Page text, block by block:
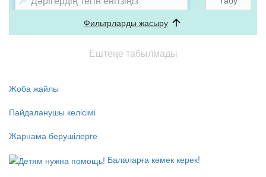
Фильтрларды жасыру
Ештеңе табылмады
Жоба жайлы
Пайдаланушы келісімі
Жарнама берушілерге
Балаларға көмек керек!